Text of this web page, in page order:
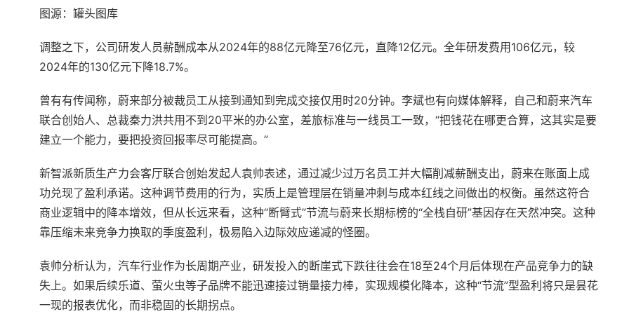
图源：罐头图库
调整之下，公司研发人员薪酬成本从2024年的88亿元降至76亿元，直降12亿元。全年研发费用106亿元，较
2024年的130亿元下降18.7%。
曾有有传闻称，蔚来部分被裁员工从接到通知到完成交接仅用时20分钟。李斌也有向媒体解释，自己和蔚来汽车
联合创始人、总裁秦力洪共用不到20平米的办公室，差旅标准与一线员工一致，“把钱花在哪更合算，这其实是要
建立一个能力，要把投资回报率尽可能提高。”
新智派新质生产力会客厅联合创始发起人袁帅表述，通过减少过万名员工并大幅削减薪酬支出，蔚来在账面上成
功兑现了盈利承诺。这种调节费用的行为，实质上是管理层在销量冲刺与成本红线之间做出的权衡。虽然这符合
商业逻辑中的降本增效，但从长远来看，这种“断臂式”节流与蔚来长期标榜的“全栈自研”基因存在天然冲突。这种
靠压缩未来竞争力换取的季度盈利，极易陷入边际效应递减的怪圈。
袁帅分析认为，汽车行业作为长周期产业，研发投入的断崖式下跌往往会在18至24个月后体现在产品竞争力的缺
失上。如果后续乐道、萤火虫等子品牌不能迅速接过销量接力棒，实现规模化降本，这种“节流”型盈利将只是昙花
一现的报表优化，而非稳固的长期拐点。